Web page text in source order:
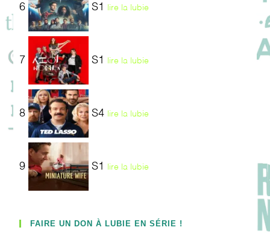
6 S1 lire la lubie
7 S1 lire la lubie
8 S4 lire la lubie
9 S1 lire la lubie
FAIRE UN DON À LUBIE EN SÉRIE !